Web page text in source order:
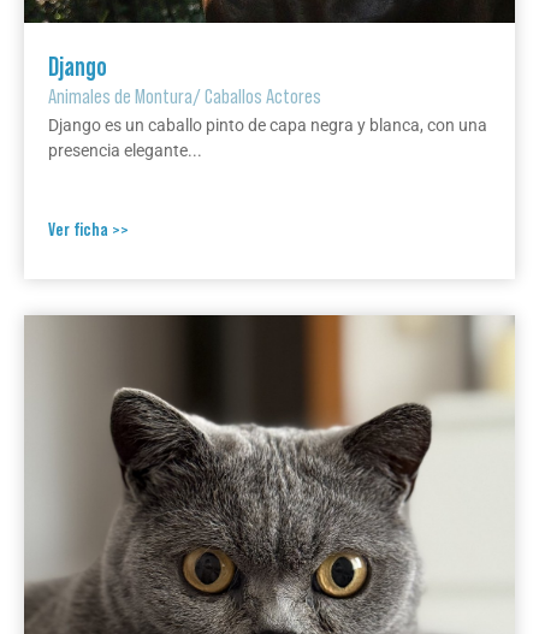
Django
Animales de Montura/Caballos Actores
Django es un caballo pinto de capa negra y blanca, con una
presencia elegante...
Ver ficha >>